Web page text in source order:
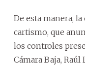
De esta manera,
cartismo, que
los controles
Cámara Baja,